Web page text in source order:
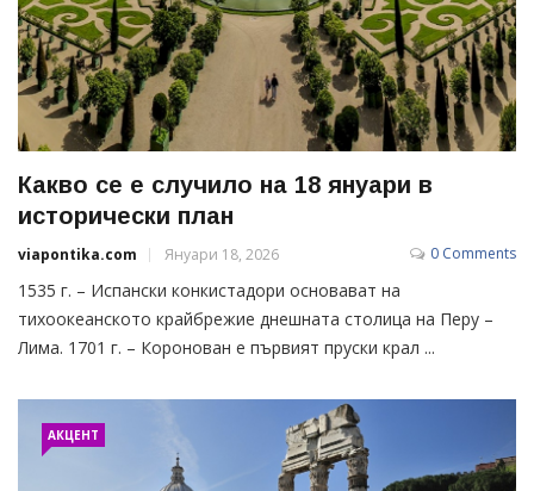
Какво се е случило на 18 януари в
исторически план
viapontika.com Януари 18, 2026 0 Comments
1535 г. – Испански конкистадори основават на
тихоокеанското крайбрежие днешната столица на Перу –
Лима. 1701 г. – Коронован е първият пруски крал ...
АКЦЕНТ